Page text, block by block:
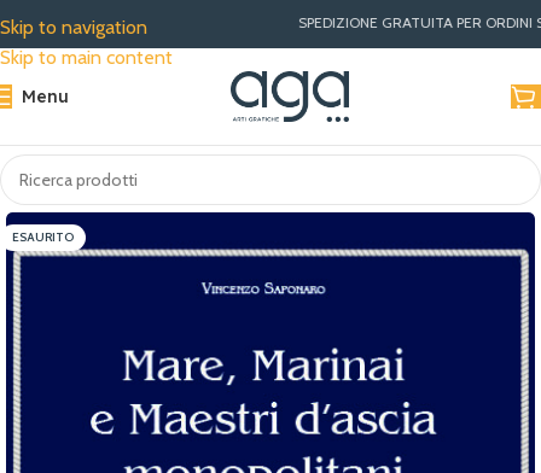
Skip to navigation
Skip to main content
SPEDIZIONE GRATUITA PER ORDINI SUPERIORI A
Menu
ESAURITO